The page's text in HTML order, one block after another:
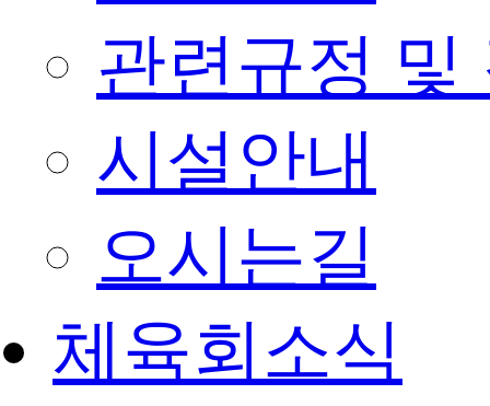
관련규정 및
시설안내
오시는길
체육회소식